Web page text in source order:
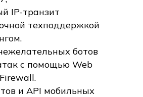
IP-транзит
техподдержкой
ботов
с помощью Web
и API мобильных